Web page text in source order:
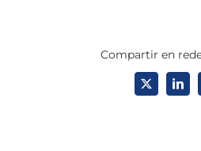
Compartir en
X